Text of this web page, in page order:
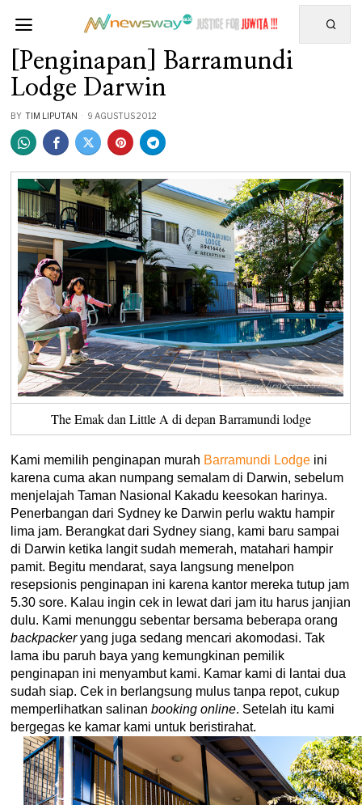
[Penginapan] Barramundi
Lodge Darwin
BY TIM LIPUTAN 9 AGUSTUS 2012
The Emak dan Little A di depan Barramundi lodge
Kami memilih penginapan murah Barramundi Lodge ini
karena cuma akan numpang semalam di Darwin, sebelum
menjelajah Taman Nasional Kakadu keesokan harinya.
Penerbangan dari Sydney ke Darwin perlu waktu hampir
lima jam. Berangkat dari Sydney siang, kami baru sampai
di Darwin ketika langit sudah memerah, matahari hampir
pamit. Begitu mendarat, saya langsung menelpon
resepsionis penginapan ini karena kantor mereka tutup jam
5.30 sore. Kalau ingin cek in lewat dari jam itu harus janjian
dulu. Kami menunggu sebentar bersama beberapa orang
backpackeryang juga sedang mencari akomodasi. Tak
lama ibu paruh baya yang kemungkinan pemilik
penginapan ini menyambut kami. Kamar kami di lantai dua
sudah siap. Cek in berlangsung mulus tanpa repot, cukup
memperlihatkan salinanbooking online. Setelah itu kami
bergegas ke kamar kami untuk beristirahat.